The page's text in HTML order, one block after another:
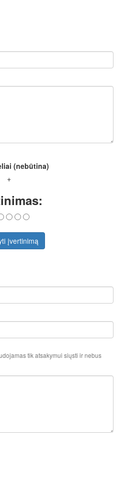
(nebūtina)
+
įvertinimą
tik atsakymui siųsti ir nebus